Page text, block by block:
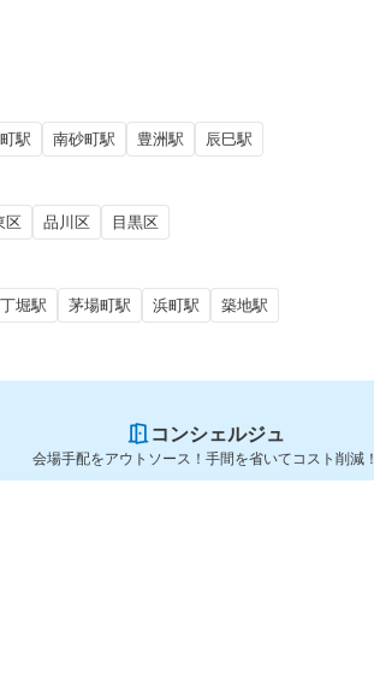
駅 南砂町駅 豊洲駅 辰巳駅
区 品川区 目黒区
堀駅 茅場町駅 浜町駅 築地駅
コンシェルジュ
会場手配をアウトソース！手間を省いてコスト削減！